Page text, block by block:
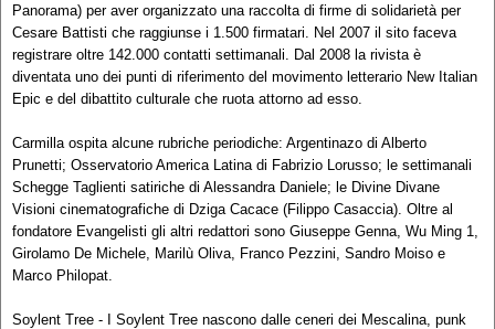
Panorama) per aver organizzato una raccolta di firme di solidarietà per
Cesare Battisti che raggiunse i 1.500 firmatari. Nel 2007 il sito faceva
registrare oltre 142.000 contatti settimanali. Dal 2008 la rivista è
diventata uno dei punti di riferimento del movimento letterario New Italian
Epic e del dibattito culturale che ruota attorno ad esso.
Carmilla ospita alcune rubriche periodiche: Argentinazo di Alberto
Prunetti; Osservatorio America Latina di Fabrizio Lorusso; le settimanali
Schegge Taglienti satiriche di Alessandra Daniele; le Divine Divane
Visioni cinematografiche di Dziga Cacace (Filippo Casaccia). Oltre al
fondatore Evangelisti gli altri redattori sono Giuseppe Genna, Wu Ming 1,
Girolamo De Michele, Marilù Oliva, Franco Pezzini, Sandro Moiso e
Marco Philopat.
Soylent Tree - I Soylent Tree nascono dalle ceneri dei Mescalina, punk